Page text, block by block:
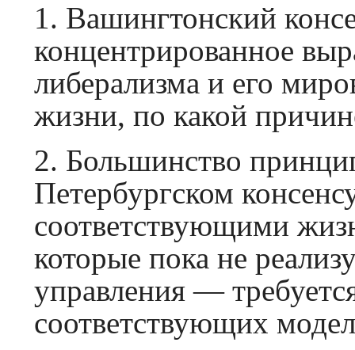
1. Вашингтонский
концентрированное
либерализма и его
жизни, по какой
2. Большинство
Петербургском
соответствующими
которые пока не
управления —
соответствующих